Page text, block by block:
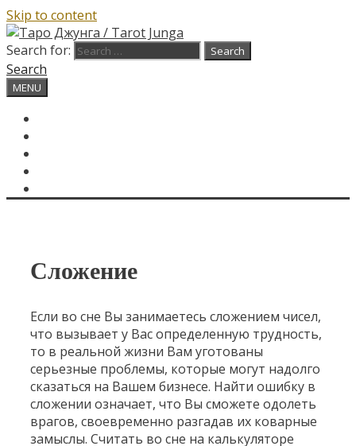
Skip to content
Search for:
Search
MENU
Сложение
Если во сне Вы занимаетесь сложением чисел,
что вызывает у Вас определенную трудность,
то в реальной жизни Вам уготованы
серьезные проблемы, которые могут надолго
сказаться на Вашем бизнесе. Найти ошибку в
сложении означает, что Вы сможете одолеть
врагов, своевременно разгадав их коварные
замыслы. Считать во сне на калькуляторе